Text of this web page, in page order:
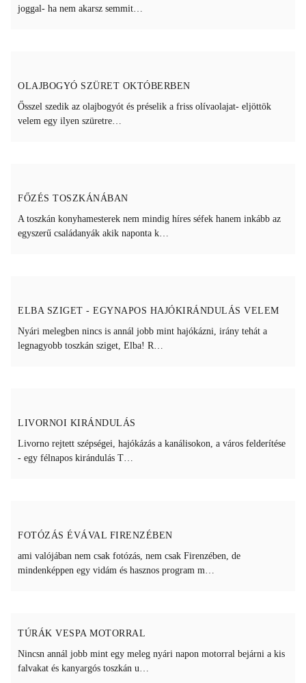
joggal- ha nem akarsz semmit…
OLAJBOGYÓ SZÜRET OKTÓBERBEN
Ősszel szedik az olajbogyót és préselik a friss olívaolajat- eljöttök
velem egy ilyen szüretre…
FŐZÉS TOSZKÁNÁBAN
A toszkán konyhamesterek nem mindig híres séfek hanem inkább az
egyszerű családanyák akik naponta k…
ELBA SZIGET - EGYNAPOS HAJÓKIRÁNDULÁS VELEM
Nyári melegben nincs is annál jobb mint hajókázni, irány tehát a
legnagyobb toszkán sziget, Elba! R…
LIVORNOI KIRÁNDULÁS
Livorno rejtett szépségei, hajókázás a kanálisokon, a város felderítése
- egy félnapos kirándulás T…
FOTÓZÁS ÉVÁVAL FIRENZÉBEN
ami valójában nem csak fotózás, nem csak Firenzében, de
mindenképpen egy vidám és hasznos program m…
TÚRÁK VESPA MOTORRAL
Nincsn annál jobb mint egy meleg nyári napon motorral bejárni a kis
falvakat és kanyargós toszkán u…